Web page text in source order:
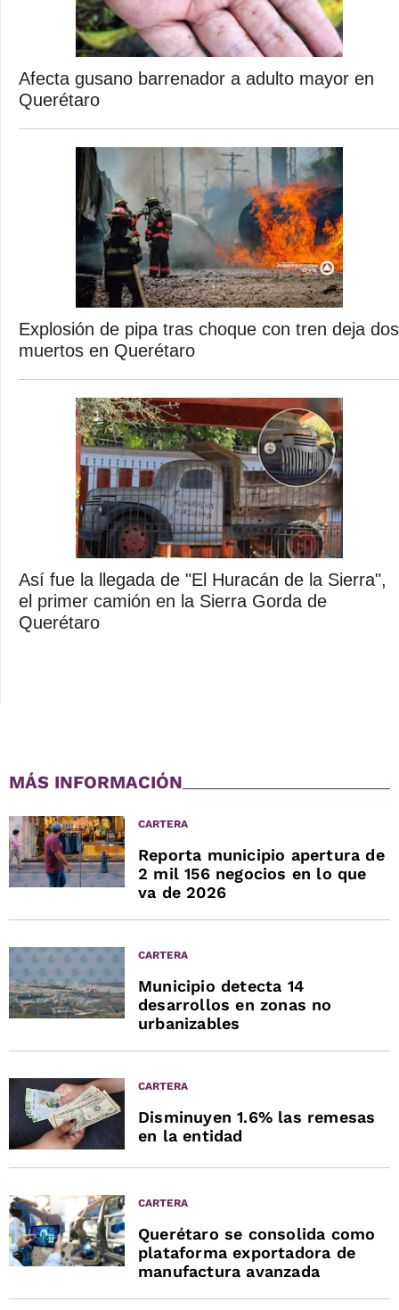
Afecta gusano barrenador a adulto mayor en
Querétaro
Explosión de pipa tras choque con tren deja dos
muertos en Querétaro
Así fue la llegada de "El Huracán de la Sierra",
el primer camión en la Sierra Gorda de
Querétaro
MÁS INFORMACIÓN
CARTERA
Reporta municipio apertura de
2 mil 156 negocios en lo que
va de 2026
CARTERA
Municipio detecta 14
desarrollos en zonas no
urbanizables
CARTERA
Disminuyen 1.6% las remesas
en la entidad
CARTERA
Querétaro se consolida como
plataforma exportadora de
manufactura avanzada